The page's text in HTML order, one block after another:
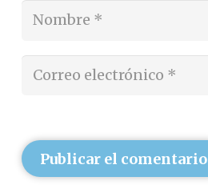
Publicar el comentario